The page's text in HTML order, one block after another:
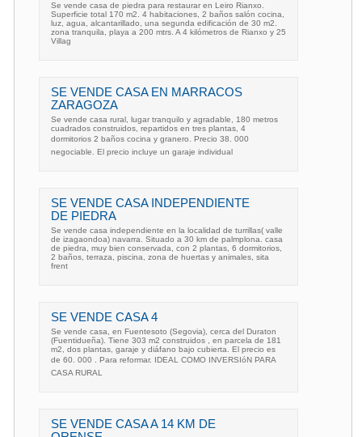
Se vende casa de piedra para restaurar en Leiro Rianxo.
Superficie total 170 m2. 4 habitaciones, 2 baños salón cocina,
luz, agua, alcantarillado, una segunda edificación de 30 m2.
zona tranquila, playa a 200 mtrs. A 4 kilómetros de Rianxo y 25
Villag
SE VENDE CASA EN MARRACOS
ZARAGOZA
Se vende casa rural, lugar tranquilo y agradable, 180 metros
cuadrados construidos, repartidos en tres plantas, 4
dormitorios 2 baños cocina y granero. Precio 38. 000
negociable. El precio incluye un garaje individual
SE VENDE CASA INDEPENDIENTE
DE PIEDRA
Se vende casa independiente en la localidad de turrillas( valle
de izagaondoa) navarra. Situado a 30 km de palmplona. casa
de piedra, muy bien conservada, con 2 plantas, 6 dormitorios,
2 baños, terraza, piscina, zona de huertas y animales, sita
frent
SE VENDE CASA 4
Se vende casa, en Fuentesoto (Segovia), cerca del Duraton
(Fuentidueña). Tiene 303 m2 construidos , en parcela de 181
m2, dos plantas, garaje y diáfano bajo cubierta. El precio es
de 60. 000 . Para reformar. IDEAL COMO INVERSIóN PARA
CASA RURAL
SE VENDE CASA A 14 KM DE